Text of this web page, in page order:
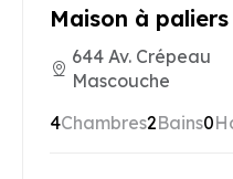
Maison à
644 Av. Crépeau
Mascouche
4Chambres2Bains0